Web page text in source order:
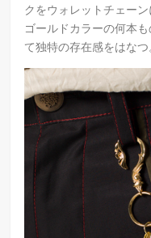
クをウォレットチェーン
ゴールドカラーの何本
て独特の存在感をはなつ